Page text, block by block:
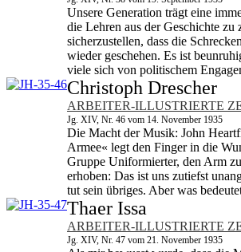
Unsere Generation trägt eine
die Lehren aus der Geschichte zu
sicherzustellen, dass die
wieder geschehen. Es ist
viele sich von politischem
Christoph Drescher
ARBEITER-ILLUSTRIERTE
Jg. XIV, Nr. 46 vom 14. November 1935
Die Macht der Musik: John
Armee« legt den Finger in die
Gruppe Uniformierter, den Arm
erhoben: Das ist uns zutiefst
tut sein übriges. Aber was
Thaer Issa
ARBEITER-ILLUSTRIERTE
Jg. XIV, Nr. 47 vom 21. November 1935